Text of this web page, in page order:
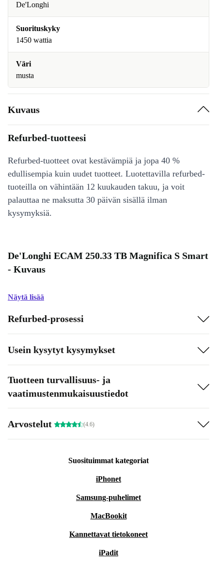
De'Longhi
Suorituskyky
1450 wattia
Väri
musta
Kuvaus
Refurbed-tuotteesi
Refurbed-tuotteet ovat kestävämpiä ja jopa 40 %
edullisempia kuin uudet tuotteet. Luotettavilla refurbed-
tuoteilla on vähintään 12 kuukauden takuu, ja voit
palauttaa ne maksutta 30 päivän sisällä ilman
kysymyksiä.
De'Longhi ECAM 250.33 TB Magnifica S Smart
- Kuvaus
Näytä lisää
Refurbed-prosessi
Usein kysytyt kysymykset
Tuotteen turvallisuus- ja
vaatimustenmukaisuustiedot
Arvostelut (4.6)
Suosituimmat kategoriat
iPhonet
Samsung-puhelimet
MacBookit
Kannettavat tietokoneet
iPadit